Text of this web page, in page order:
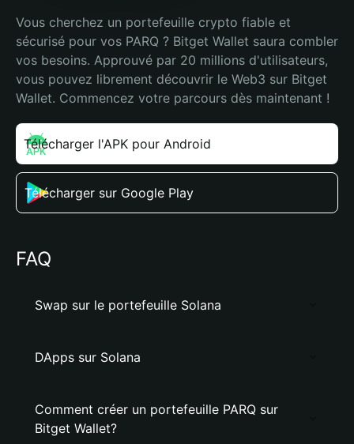
Vous cherchez un portefeuille crypto fiable et
sécurisé pour vos PARQ ? Bitget Wallet saura combler
vos besoins. Approuvé par 20 millions d'utilisateurs,
vous pouvez librement découvrir le Web3 sur Bitget
Wallet. Commencez votre parcours dès maintenant !
Télécharger l'APK pour Android
Télécharger sur Google Play
FAQ
Swap sur le portefeuille Solana
DApps sur Solana
Comment créer un portefeuille PARQ sur
Bitget Wallet?